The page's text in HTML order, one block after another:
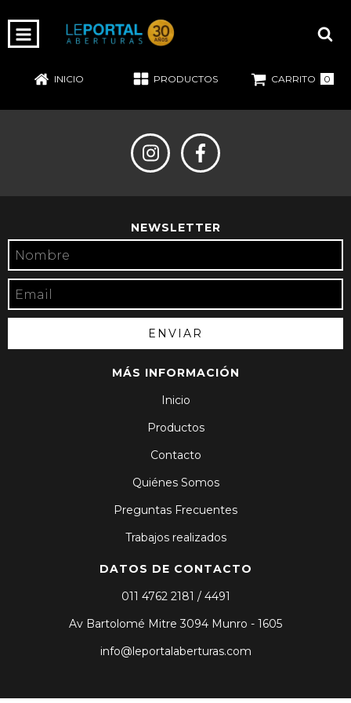
INICIO PRODUCTOS CARRITO 0
PRÓXIMAMENTE
NEWSLETTER
MÁS INFORMACIÓN
Inicio
Productos
Contacto
Quiénes Somos
Preguntas Frecuentes
Trabajos realizados
DATOS DE CONTACTO
011 4762 2181 / 4491
Av Bartolomé Mitre 3094 Munro - 1605
info@leportalaberturas.com